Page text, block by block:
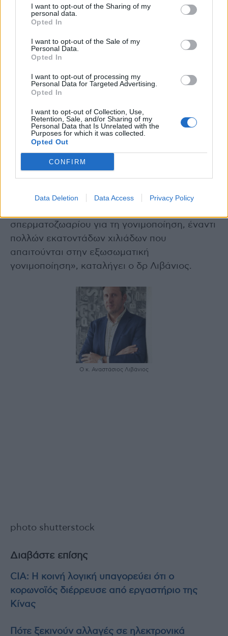
I want to opt-out of the Sharing of my
personal data.
Opted In
I want to opt-out of the Sale of my
Personal Data.
Opted In
I want to opt-out of processing my
Personal Data for Targeted Advertising.
Opted In
I want to opt-out of Collection, Use,
Retention, Sale, and/or Sharing of my
Personal Data that Is Unrelated with the
Purposes for which it was collected.
Opted Out
CONFIRM
Data Deletion Data Access Privacy Policy
τον ιό μπορεί να τους βοηθήσει να “κοιμίσουν”
τον ιό πιο γρήγορα και ενδεχομένως να
αποκτήσουν παιδιά.
Για τους υπογόνιμους άνδρες η θεραπεία
εξαρτάται από την αιτία που την προκαλεί και
ζωής έως τεχνικές υποβοηθούμενης
αναπαραγωγής, όπως η GIFT (ενδοσαλπιγγική
μεταφορά γαμετών) και η επαναστατική
μικρο-γονιμοποίηση (ICSI). Η τελευταία
χρησιμοποιείται όταν η ποιότητα του
έχουν αποτύχει. Ο καινοτόμος χαρακτήρας της
σπερματοζωαρίου για τη γονιμοποίηση, έναντι
πολλών εκατοντάδων χιλιάδων που
απαιτούνται στην εξωσωματική
γονιμοποίηση», καταλήγει ο δρ Λιβάνιος.
Ο κ. Αναστάσιος Λιβάνιος
photo shutterstock
Διαβάστε επίσης
CIA: Η κοινή λογική υπαγορεύει ότι ο
κορωνοϊός διέρρευσε από εργαστήριο της
Κίνας
Πότε ξεκινούν αλλαγές σε ηλεκτρονικά